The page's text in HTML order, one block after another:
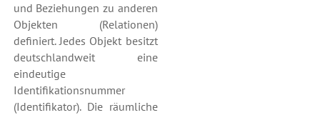
und Beziehungen zu anderen
Objekten (Relationen)
definiert. Jedes Objekt besitzt
deutschlandweit eine
eindeutige
Identifikationsnummer
(Identifikator). Die räumliche